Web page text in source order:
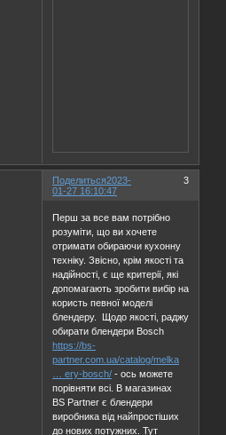
Поделиться 3
2023-
01-27 16:10:47
Перш за все вам потрібно
розуміти, що ви хочете
отримати обираючи кухонну
техніку. Звісно, крім якості та
надійності, є ще критерії, які
допомагають зробити вибір на
користь певної моделі
блендеру. Щодо якості, раджу
обирати блендери Bosch
https://bs-
partner.com.ua/catalog/melka
… ery-bosch/ - ось можете
порівняти всі. В магазинах
BS Partner є блендери
виробника від найпростіших
до нових потужних. Тут